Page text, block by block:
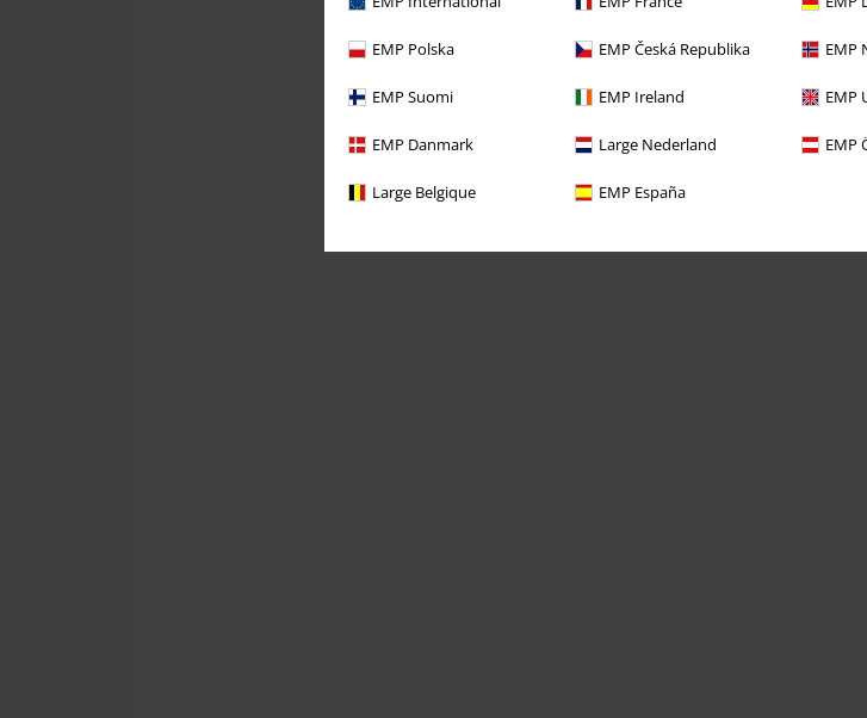
EMP Polska EMP Česká Republika EMP
EMP Suomi EMP Ireland EMP
EMP Danmark Large Nederland EMP
Large Belgique EMP España